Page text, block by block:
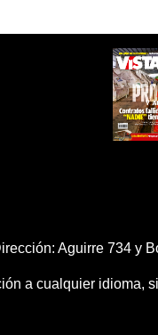
Aguirre 734 y
a cualquier idioma,